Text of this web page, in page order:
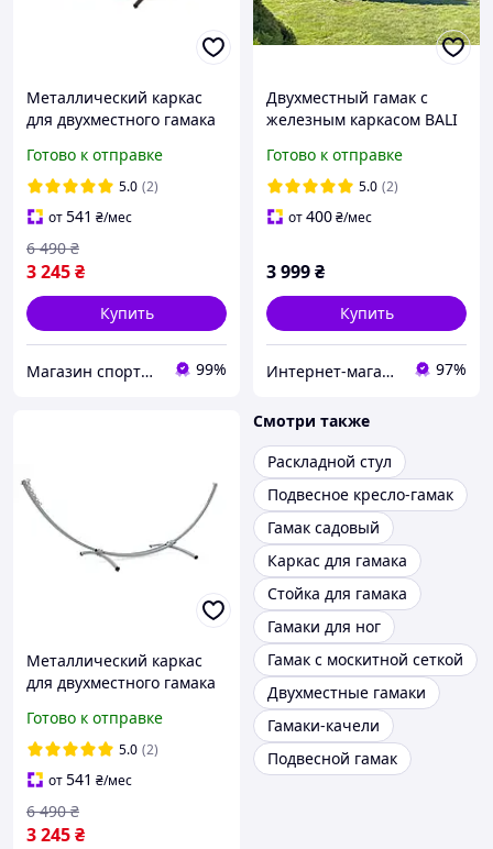
Металлический каркас
для двухместного гамака
двухместный гамак для
дома Коричневый
Готово к отправке
5.0 (2)
от541 ₴/мес
3 245₴
6 490 ₴
Купить
Магазин спортивных товаров "PLANETSPORT" 99%
Двухместный гамак с
железным каркасом BALI
цвета
Готово к отправке
5.0 (2)
от400₴/мес
3 999₴
Купить
Интернет-магазин "Астрокомфорт" 97%
Металлический каркас
для двухместного гамака
стойка с креплением
гамака для сада Серый
Готово к отправке
5.0 (2)
от541 ₴/мес
3 245₴
6 490 ₴
Смотри также
Раскладной стул
Подвесное кресло-гамак
Гамак садовый
Каркас для гамака
Стойка для гамака
Гамаки для ног
Гамак с москитной сеткой
Двухместные гамаки
Гамаки-качели
Подвесной гамак